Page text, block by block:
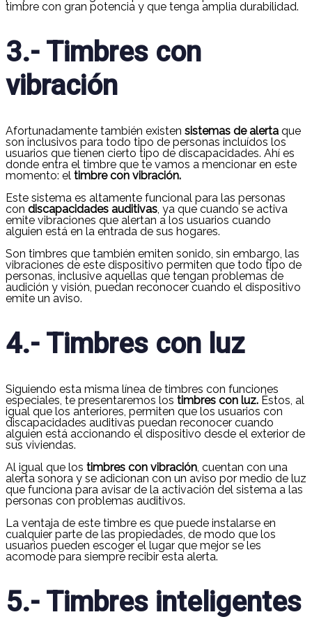
timbre con gran potencia y que tenga amplia durabilidad.
3.- Timbres con
vibración
Afortunadamente también existen sistemas de alerta que
son inclusivos para todo tipo de personas incluídos los
usuarios que tienen cierto tipo de discapacidades. Ahí es
donde entra el timbre que te vamos a mencionar en este
momento: el timbre con vibración.
Este sistema es altamente funcional para las personas
con discapacidades auditivas, ya que cuando se activa
emite vibraciones que alertan a los usuarios cuando
alguien está en la entrada de sus hogares.
Son timbres que también emiten sonido, sin embargo, las
vibraciones de este dispositivo permiten que todo tipo de
personas, inclusive aquellas que tengan problemas de
audición y visión, puedan reconocer cuando el dispositivo
emite un aviso.
4.- Timbres con luz
Siguiendo esta misma línea de timbres con funciones
especiales, te presentaremos los timbres con luz. Éstos, al
igual que los anteriores, permiten que los usuarios con
discapacidades auditivas puedan reconocer cuando
alguien está accionando el dispositivo desde el exterior de
sus viviendas.
Al igual que los timbres con vibración, cuentan con una
alerta sonora y se adicionan con un aviso por medio de luz
que funciona para avisar de la activación del sistema a las
personas con problemas auditivos.
La ventaja de este timbre es que puede instalarse en
cualquier parte de las propiedades, de modo que los
usuarios pueden escoger el lugar que mejor se les
acomode para siempre recibir esta alerta.
5.- Timbres inteligentes